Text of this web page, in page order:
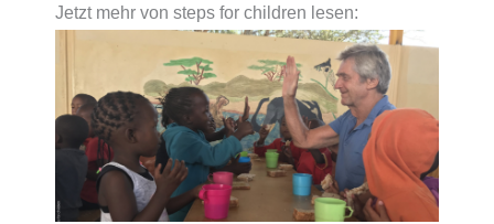
Jetzt mehr von steps for children lesen: